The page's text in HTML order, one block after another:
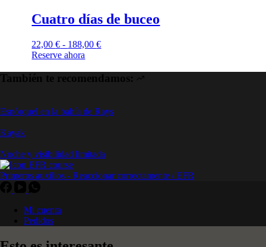
Cuatro días de buceo
22,00€ - 188,00€
Reserve ahora
También te recomendamos:
Esnórquel en la bahía de Rays
Kayak
Noche y visibilidad limitada
Primeros auxilios - Reaccionar correctamente / EFR
Mi cuenta
Pedidos